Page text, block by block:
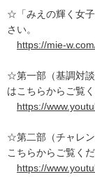
☆「みえの輝く女
さい。
https://mie-
☆第一部（基調対
はこちらからご覧く
https://
☆第二部（チャレ
こちらからご覧くだ
https://